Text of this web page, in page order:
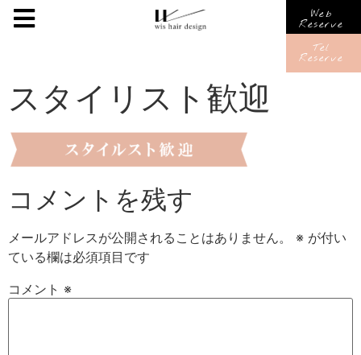
Web
Reserve
Tel
Reserve
スタイリスト歓迎
コメントを残す
メールアドレスが公開されることはありません。 ※ が付い
ている欄は必須項目です
コメント ※